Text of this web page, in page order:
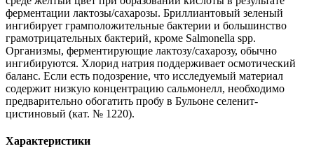
ферментации лактозы/сахарозы. Бриллиантовый зеленый
ингибирует грамположительные бактерии и большинство
грамотрицательных бактерий, кроме Salmonella spp.
Организмы, ферментирующие лактозу/сахарозу, обычно
ингибируются. Хлорид натрия поддерживает осмотический
баланс. Если есть подозрение, что исследуемый материал
содержит низкую концентрацию сальмонелл, необходимо
предварительно обогатить пробу в Бульоне селенит-
цистиновый (кат. № 1220).
Характеристики